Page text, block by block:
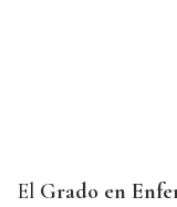
El Grado en